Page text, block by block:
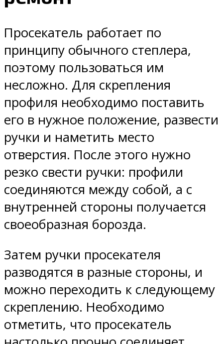
Просекатель работает по
принципу обычного степлера,
поэтому пользоваться им
несложно. Для скрепления
профиля необходимо поставить
его в нужное положение, развести
ручки и наметить место
отверстия. После этого нужно
резко свести ручки: профили
соединяются между собой, а с
внутренней стороны получается
своеобразная борозда.
Затем ручки просекателя
разводятся в разные стороны, и
можно переходить к следующему
скреплению. Необходимо
отметить, что просекатель